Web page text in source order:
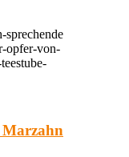
sprechende
opfer-von-